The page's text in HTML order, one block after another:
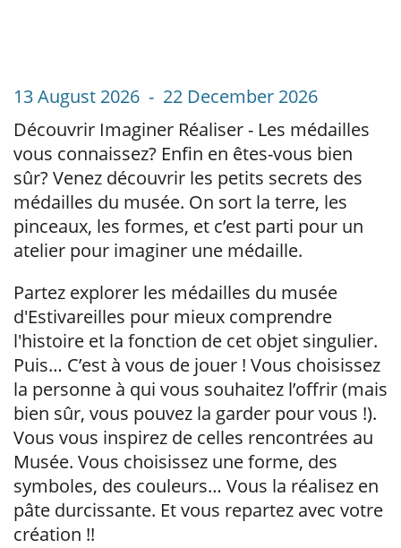
13 August 2026 - 22 December 2026
Découvrir Imaginer Réaliser - Les médailles
vous connaissez? Enfin en êtes-vous bien
sûr? Venez découvrir les petits secrets des
médailles du musée. On sort la terre, les
pinceaux, les formes, et c’est parti pour un
atelier pour imaginer une médaille.
Partez explorer les médailles du musée
d'Estivareilles pour mieux comprendre
l'histoire et la fonction de cet objet singulier.
Puis… C’est à vous de jouer ! Vous choisissez
la personne à qui vous souhaitez l’offrir (mais
bien sûr, vous pouvez la garder pour vous !).
Vous vous inspirez de celles rencontrées au
Musée. Vous choisissez une forme, des
symboles, des couleurs… Vous la réalisez en
pâte durcissante. Et vous repartez avec votre
création !!